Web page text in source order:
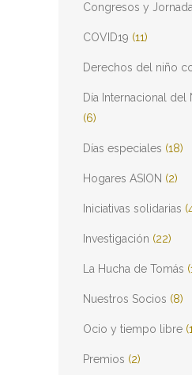
Congresos y
COVID19 (11)
Derechos del niño
Día Internacional del
(6)
Días especiales (18)
Hogares ASION (2)
Iniciativas solidarias
Investigación (22)
La Hucha de Tomás
Nuestros Socios (8)
Ocio y tiempo libre
Premios (2)